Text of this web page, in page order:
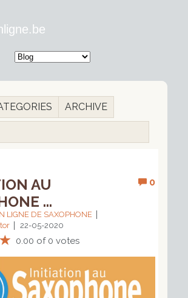
ARCHIVE
0
AU
...
LIGNE DE SAXOPHONE
22-05-2020
0.00 of 0 votes